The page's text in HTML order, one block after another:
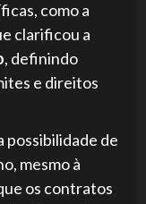
como a
clarificou a
, definindo
e direitos
possibilidade de
mesmo à
os contratos